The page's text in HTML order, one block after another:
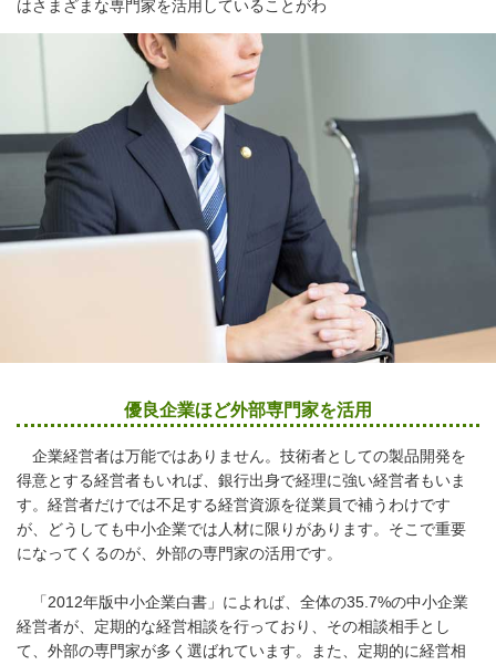
はさまざまな専門家を活用していることがわ
優良企業ほど外部専門家を活用
企業経営者は万能ではありません。技術者としての製品開発を
得意とする経営者もいれば、銀行出身で経理に強い経営者もいま
す。経営者だけでは不足する経営資源を従業員で補うわけです
が、どうしても中小企業では人材に限りがあります。そこで重要
になってくるのが、外部の専門家の活用です。
「2012年版中小企業白書」によれば、全体の35.7%の中小企業
経営者が、定期的な経営相談を行っており、その相談相手とし
て、外部の専門家が多く選ばれています。また、定期的に経営相